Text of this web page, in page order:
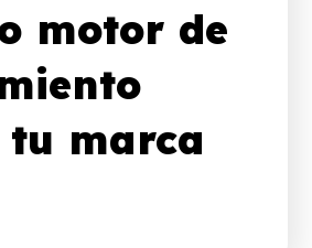
motor de
marca